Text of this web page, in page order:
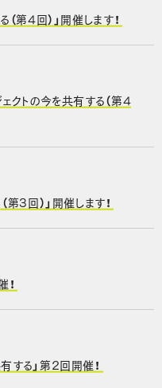
第4回）」開催します！
クトの今を共有する（第4
3回）」開催します！
！
する」第2回開催！